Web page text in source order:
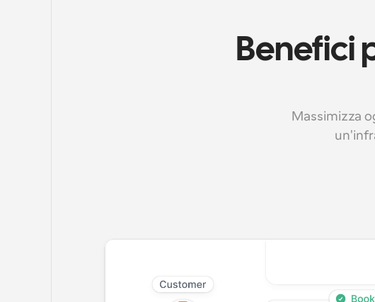
Benefici
Massimizza